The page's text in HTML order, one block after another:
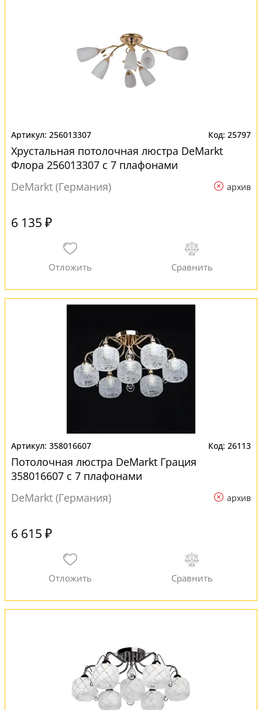
256013307 25797
Хрустальная потолочная люстра DeMarkt
Флора 256013307 с 7 плафонами
DeMarkt (Германия)
архив
6 135 ₽
358016607 26113
Потолочная люстра DeMarkt Грация
358016607 с 7 плафонами
DeMarkt (Германия)
архив
6 615 ₽